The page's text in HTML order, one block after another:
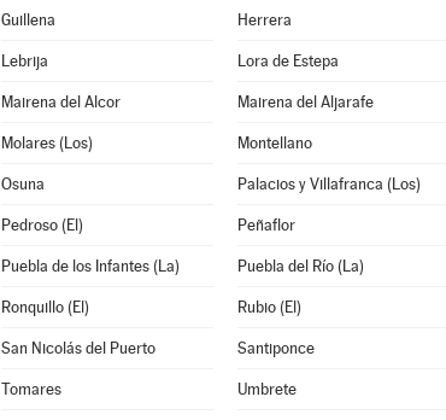
Guillena Herrera
Lebrija Lora de Estepa
Mairena del Alcor Mairena del Aljarafe
Molares (Los) Montellano
Osuna Palacios y Villafranca (Los)
Pedroso (El) Peñaflor
Puebla de los Infantes (La) Puebla del Río (La)
Ronquillo (El) Rubio (El)
San Nicolás del Puerto Santiponce
Tomares Umbrete